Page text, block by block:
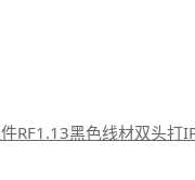
RF1.13黑色线材双头打